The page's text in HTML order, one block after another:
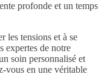
profonde et un temps
les tensions et à se
expertes de notre
soin personnalisé et
vous en une véritable